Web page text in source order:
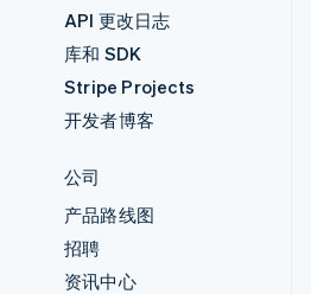
API 更改日志
库和 SDK
Stripe Projects
开发者博客
公司
产品路线图
招聘
资讯中心